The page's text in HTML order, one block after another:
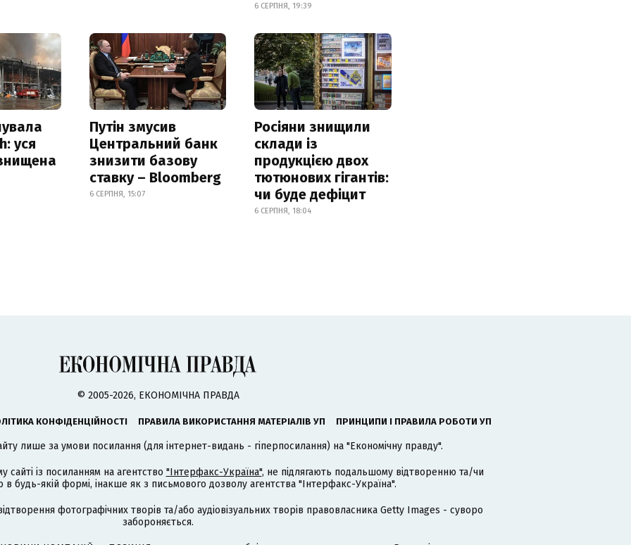
6 СЕРПНЯ, 19:39
уся
Путін змусив
Центральний банк
знизити базову
ставку – Bloomberg
6 СЕРПНЯ, 15:07
Росіяни знищили
склади із
продукцією двох
тютюнових гігантів:
чи буде дефіцит
6 СЕРПНЯ, 18:04
© 2005-2026, ЕКОНОМІЧНА ПРАВДА
КОНФІДЕНЦІЙНОСТІ ПРАВИЛА ВИКОРИСТАННЯ МАТЕРІАЛІВ УП ПРИНЦИПИ І ПРАВИЛА РОБОТИ УП
лише за умови посилання (для інтернет-видань - гіперпосилання) на "Економічну правду".
сайті із посиланням на агентство "Інтерфакс-Україна", не підлягають подальшому відтворенню та/чи
будь-якій формі, інакше як з письмового дозволу агентства "Інтерфакс-Україна".
фотографічних творів та/або аудіовізуальних творів правовласника Getty Images - суворо
забороняється.